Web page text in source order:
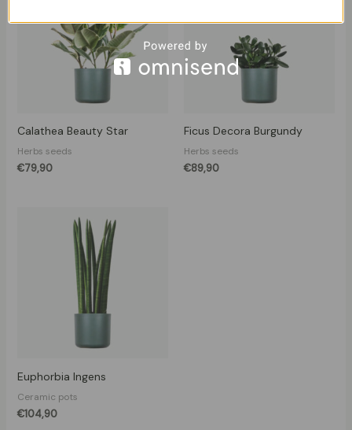
Calathea Beauty Star
Herbs seeds
€79,90
Ficus Decora Burgundy
Herbs seeds
€89,90
Euphorbia Ingens
Ceramic pots
€104,90